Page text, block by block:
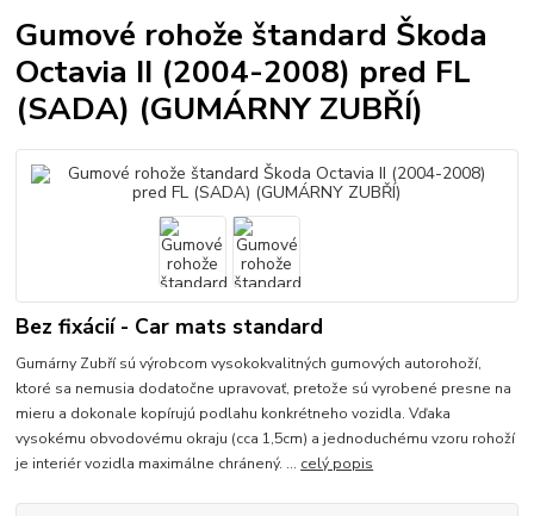
Gumové rohože štandard Škoda
Octavia II (2004-2008) pred FL
(SADA) (GUMÁRNY ZUBŘÍ)
Bez fixácií - Car mats standard
Gumárny Zubří sú výrobcom vysokokvalitných gumových autorohoží,
ktoré sa nemusia dodatočne upravovať, pretože sú vyrobené presne na
mieru a dokonale kopírujú podlahu konkrétneho vozidla. Vďaka
vysokému obvodovému okraju (cca 1,5cm) a jednoduchému vzoru rohoží
je interiér vozidla maximálne chránený. ... celý popis